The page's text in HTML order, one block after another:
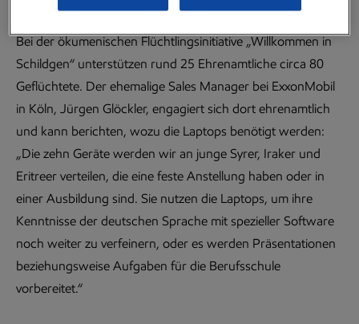
Bei der ökumenischen Flüchtlingsinitiative „Willkommen in
Schildgen“ unterstützen rund 25 Ehrenamtliche circa 80
Geflüchtete. Der ehemalige Sales Manager bei ExxonMobil
in Köln, Jürgen Glöckler, engagiert sich dort ehrenamtlich
und kann berichten, wozu die Laptops benötigt werden:
„Die zehn Geräte werden wir an junge Syrer, Iraker und
Eritreer verteilen, die eine feste Anstellung haben oder in
einer Ausbildung sind. Sie nutzen die Laptops, um ihre
Kenntnisse der deutschen Sprache mit spezieller Software
noch weiter zu verfeinern, oder es werden Präsentationen
beziehungsweise Aufgaben für die Berufsschule
vorbereitet.“